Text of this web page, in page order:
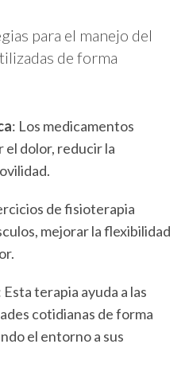
para el manejo del
de forma
: Los medicamentos
el dolor, reducir la
de fisioterapia
mejorar la flexibilidad
Esta terapia ayuda a las
cotidianas de forma
el entorno a sus